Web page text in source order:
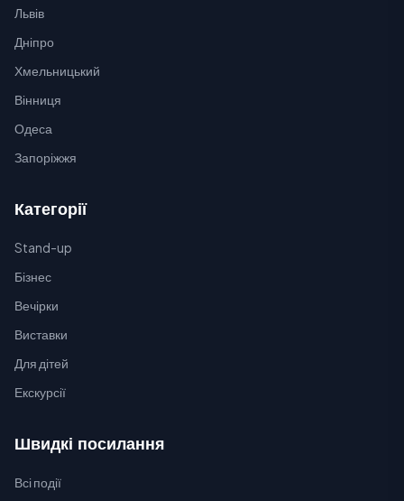
Львів
Дніпро
Хмельницький
Вінниця
Одеса
Запоріжжя
Категорії
Stand-up
Бізнес
Вечірки
Виставки
Для дітей
Екскурсії
Швидкі посилання
Всі події